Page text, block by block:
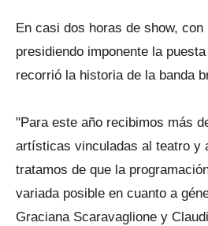
En casi dos horas de show,
presidiendo imponente la
recorrió la historia de la banda
"Para este año recibimos más
artísticas vinculadas al teatro y
tratamos de que la
variada posible en cuanto a
Graciana Scaravaglione y